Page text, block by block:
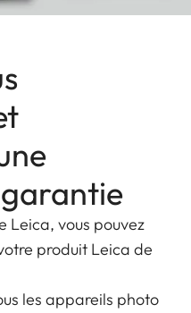
des résultats
Leica, vous pouvez
produit Leica de
les appareils photo